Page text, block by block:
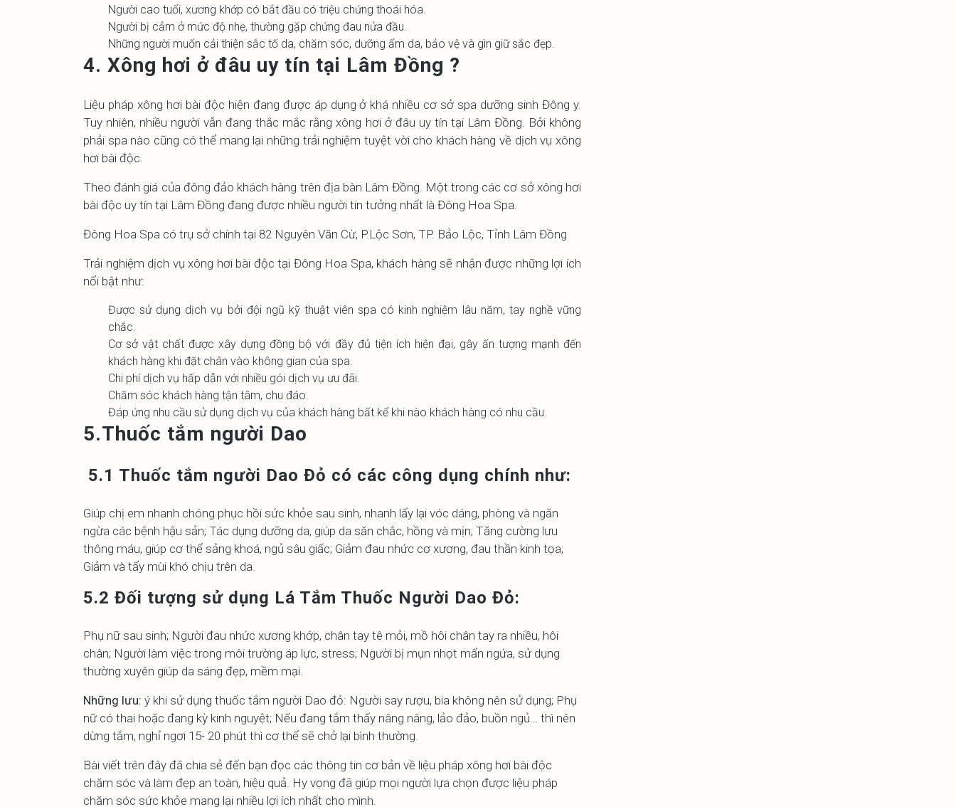
Người cao tuổi, xương khớp có bắt đầu có triệu chứng thoái hóa.
Người bị cảm ở mức độ nhẹ, thường gặp chứng đau nửa đầu.
Những người muốn cải thiện sắc tố da, chăm sóc, dưỡng ẩm da, bảo vệ và gìn giữ sắc đẹp.
4. Xông hơi ở đâu uy tín tại Lâm Đồng ?
Liệu pháp xông hơi bài độc hiện đang được áp dụng ở khá nhiều cơ sở spa dưỡng sinh Đông y.
Tuy nhiên, nhiều người vẫn đang thắc mắc rằng xông hơi ở đâu uy tín tại Lâm Đồng. Bởi không
phải spa nào cũng có thể mang lại những trải nghiệm tuyệt vời cho khách hàng về dịch vụ xông
hơi bài độc.
Theo đánh giá của đông đảo khách hàng trên địa bàn Lâm Đồng. Một trong các cơ sở xông hơi
bài độc uy tín tại Lâm Đồng đang được nhiều người tin tưởng nhất là Đông Hoa Spa.
Đông Hoa Spa có trụ sở chính tại 82 Nguyên Văn Cừ, P.Lộc Sơn, TP. Bảo Lộc, Tỉnh Lâm Đồng
Trải nghiệm dịch vụ xông hơi bài độc tại Đông Hoa Spa, khách hàng sẽ nhận được những lợi ích
nổi bật như:
Được sử dụng dịch vụ bởi đội ngũ kỹ thuật viên spa có kinh nghiệm lâu năm, tay nghề vững
chắc.
Cơ sở vật chất được xây dựng đồng bộ với đầy đủ tiện ích hiện đại, gây ấn tượng mạnh đến
khách hàng khi đặt chân vào không gian của spa.
Chi phí dịch vụ hấp dẫn với nhiều gói dịch vụ ưu đãi.
Chăm sóc khách hàng tận tâm, chu đáo.
Đáp ứng nhu cầu sử dụng dịch vụ của khách hàng bất kể khi nào khách hàng có nhu cầu.
5.Thuốc tắm người Dao
5.1 Thuốc tắm người Dao Đỏ có các công dụng chính như:
Giúp chị em nhanh chóng phục hồi sức khỏe sau sinh, nhanh lấy lại vóc dáng, phòng và ngăn
ngừa các bệnh hậu sản; Tác dụng dưỡng da, giúp da săn chắc, hồng và mịn; Tăng cường lưu
thông máu, giúp cơ thể sảng khoá, ngủ sâu giấc; Giảm đau nhức cơ xương, đau thần kinh tọa;
Giảm và tẩy mùi khó chịu trên da.
5.2 Đối tượng sử dụng Lá Tắm Thuốc Người Dao Đỏ:
Phụ nữ sau sinh; Người đau nhức xương khớp, chân tay tê mỏi, mồ hôi chân tay ra nhiều, hôi
chân; Người làm việc trong môi trường áp lực, stress; Người bị mụn nhọt mẩn ngứa, sử dụng
thường xuyên giúp da sáng đẹp, mềm mại.
Những lưu: ý khi sử dụng thuốc tắm người Dao đỏ: Người say rượu, bia không nên sử dụng; Phụ
nữ có thai hoặc đang kỳ kinh nguyệt; Nếu đang tắm thấy nâng nâng, lảo đảo, buồn ngủ… thì nên
dừng tắm, nghỉ ngơi 15- 20 phút thì cơ thể sẽ chở lại bình thường.
Bài viết trên đây đã chia sẻ đến bạn đọc các thông tin cơ bản về liệu pháp xông hơi bài độc
chăm sóc và làm đẹp an toàn, hiệu quả. Hy vọng đã giúp mọi người lựa chọn được liệu pháp
chăm sóc sức khỏe mang lại nhiều lợi ích nhất cho mình.